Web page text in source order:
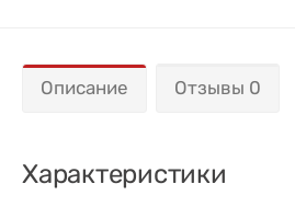
Описание Отзывы 0
Характеристики